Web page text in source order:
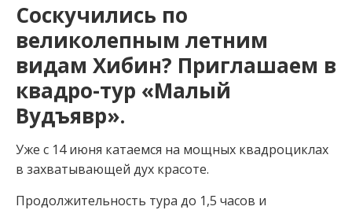
Соскучились по
великолепным летним
видам Хибин? Приглашаем в
квадро-тур «Малый
Вудъявр».
Уже с 14 июня катаемся на мощных квадроциклах
в захватывающей дух красоте.
Продолжительность тура до 1,5 часов и